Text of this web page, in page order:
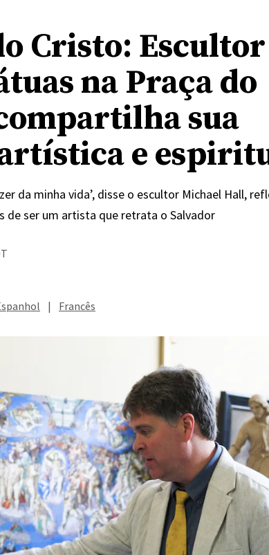
Cristo:
na Praça do
sua
e
da minha vida’, disse o escultor Michael Hall,
de ser um artista que retrata o Salvador
| Francês